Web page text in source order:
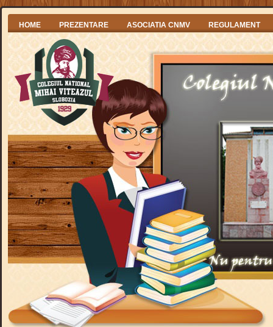
HOME PREZENTARE ASOCIATIA CNMV REGULAMENT